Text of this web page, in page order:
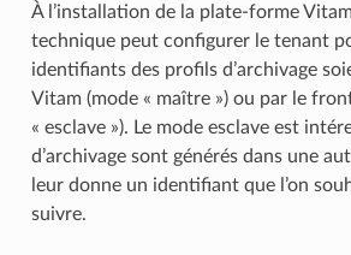
À l’installation de la plate-forme
technique peut configurer le tenant
identifiants des profils d’archivage
Vitam (mode « maître ») ou par le
« esclave »). Le mode esclave est
d’archivage sont générés dans une
leur donne un identifiant que l’on
suivre.